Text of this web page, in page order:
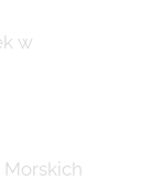
w
Morskich